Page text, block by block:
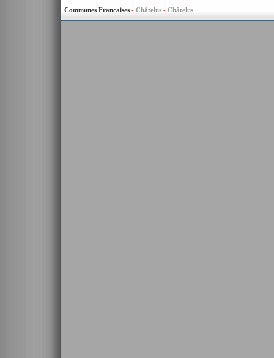
Communes Francaises - Châtelus - Châtelus